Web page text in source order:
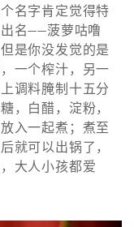
名字肯定觉得特
名——菠萝咕噜
是你没发觉的是
一个榨汁，另一
调料腌制十五分
，白醋，淀粉，
入一起煮；煮至
就可以出锅了，
大人小孩都爱